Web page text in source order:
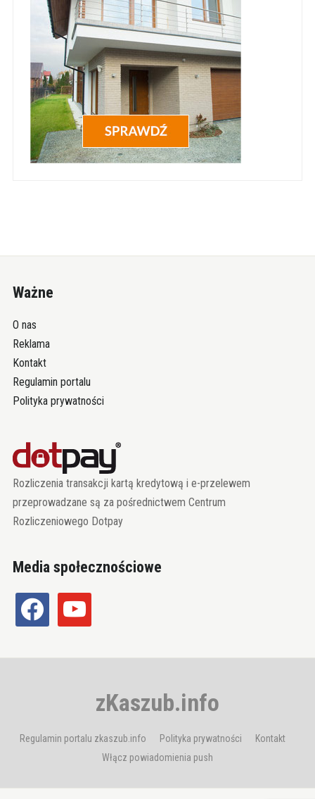
Ważne
O nas
Reklama
Kontakt
Regulamin portalu
Polityka prywatności
Rozliczenia transakcji kartą kredytową i e-przelewem
przeprowadzane są za pośrednictwem Centrum
Rozliczeniowego Dotpay
Media społecznościowe
facebook youtube
zKaszub.info
Regulamin portalu zkaszub.info Polityka prywatności
Kontakt
Włącz powiadomienia push